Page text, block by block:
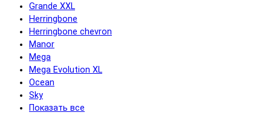
Grande XXL
Herringbone
Herringbone chevron
Manor
Mega
Mega Evolution XL
Ocean
Sky
Показать все